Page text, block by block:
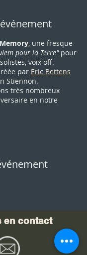
, une fresque
pour la Terre" pour
voix off.
par Eric Bettens
Stiennon.
très nombreux
en notre
en contact